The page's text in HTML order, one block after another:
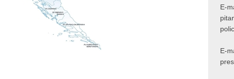
E-
E-